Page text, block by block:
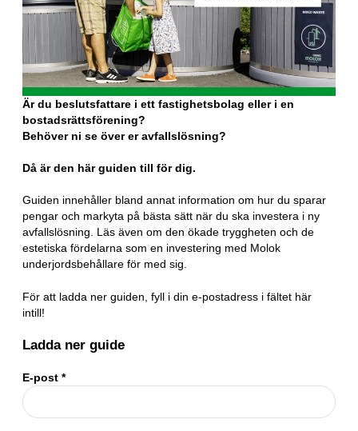
Är du beslutsfattare i ett fastighetsbolag eller i en
bostadsrättsförening?
Behöver ni se över er avfallslösning?
Då är den här guiden till för dig.
Guiden innehåller bland annat information om hur du sparar
pengar och markyta på bästa sätt när du ska investera i ny
avfallslösning. Läs även om den ökade tryggheten och de
estetiska fördelarna som en investering med Molok
underjordsbehållare för med sig.
För att ladda ner guiden, fyll i din e-postadress i fältet här
intill!
Ladda ner guide
E-post *